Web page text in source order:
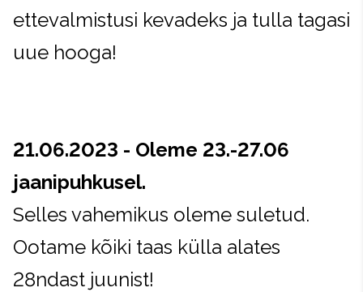
ettevalmistusi kevadeks ja tulla tagasi
uue hooga!
21.06.2023 - Oleme 23.-27.06
jaanipuhkusel.
Selles vahemikus oleme suletud.
Ootame kõiki taas külla alates
28ndast juunist!